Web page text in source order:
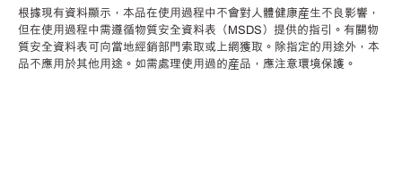
根據現有資料顯示，本品在使用過程中不會對人體健康産生不良影響，
但在使用過程中需遵循物質安全資料表（MSDS）提供的指引。有關物
質安全資料表可向當地經銷部門索取或上網獲取。除指定的用途外，本
品不應用於其他用途。如需處理使用過的産品，應注意環境保護。